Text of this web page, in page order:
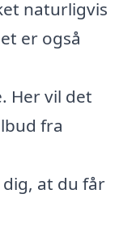
naturligvis
er også
Her vil det
fra
at du får